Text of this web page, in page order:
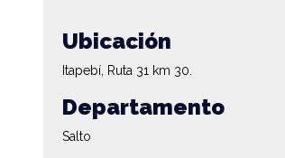
Ubicación
Itapebí, Ruta 31 km 30.
Departamento
Salto